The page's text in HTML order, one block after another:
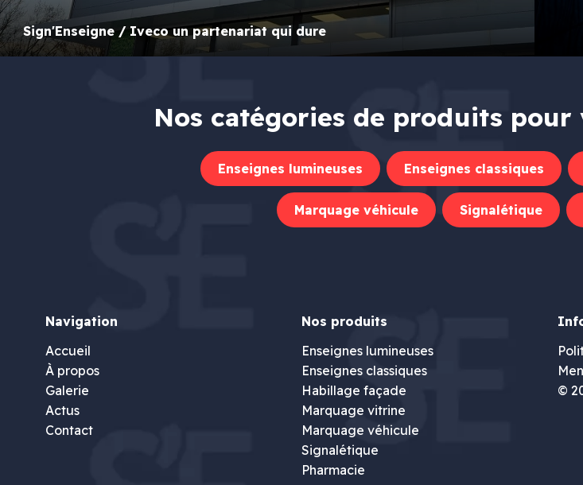
Sign'Enseigne / Iveco un partenariat qui dure
Nos catégories de produits pour
Enseignes lumineuses Enseignes classiques
Marquage véhicule Signalétique
Navigation
Accueil
À propos
Galerie
Actus
Contact
Nos produits
Enseignes lumineuses
Enseignes classiques
Habillage façade
Marquage vitrine
Marquage véhicule
Signalétique
Pharmacie
©